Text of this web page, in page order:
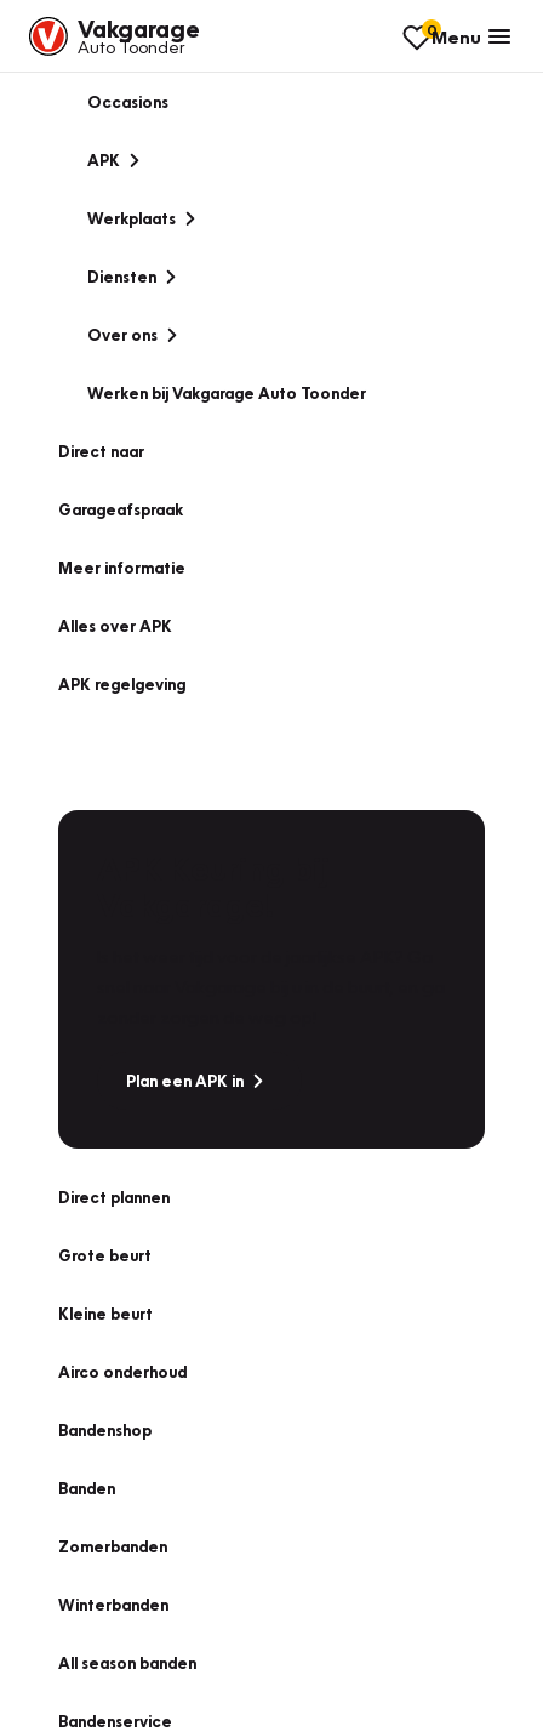
Vakgarage
Auto Toonder
0Menu
Occasions
APK
Werkplaats
Diensten
Over ons
Werken bij Vakgarage Auto Toonder
Direct naar
Garageafspraak
Meer informatie
Alles over APK
APK regelgeving
Plan een APK in
Direct plannen
Grote beurt
Kleine beurt
Airco onderhoud
Bandenshop
Banden
Zomerbanden
Winterbanden
All season banden
Bandenservice